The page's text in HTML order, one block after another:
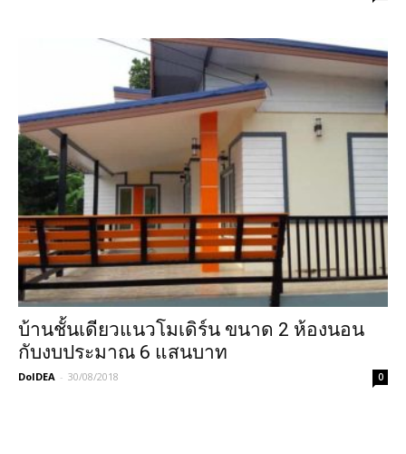
บ้านชั้นเดียวแนวโมเดิร์น ขนาด 2 ห้องนอน
กับงบประมาณ 6 แสนบาท
DoIDEA - 30/08/2018 0